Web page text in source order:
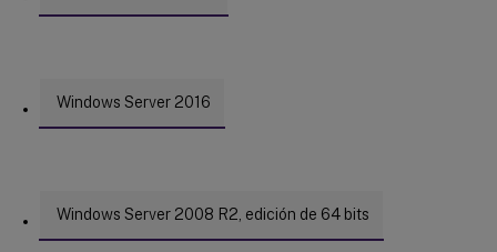
Windows Server 2016
Windows Server 2008 R2, edición de 64 bits